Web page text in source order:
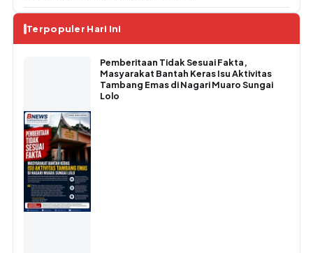
Terpopuler Hari Ini
Pemberitaan Tidak Sesuai Fakta,
Masyarakat Bantah Keras Isu Aktivitas
Tambang Emas di Nagari Muaro Sungai
Lolo